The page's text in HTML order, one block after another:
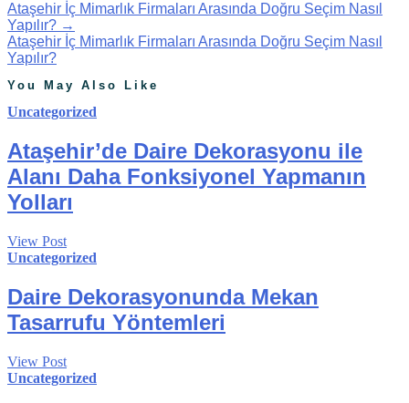
Ataşehir İç Mimarlık Firmaları Arasında Doğru Seçim Nasıl
Yapılır? →
Ataşehir İç Mimarlık Firmaları Arasında Doğru Seçim Nasıl
Yapılır?
You May Also Like
Uncategorized
Ataşehir’de Daire Dekorasyonu ile
Alanı Daha Fonksiyonel Yapmanın
Yolları
View Post
Uncategorized
Daire Dekorasyonunda Mekan
Tasarrufu Yöntemleri
View Post
Uncategorized